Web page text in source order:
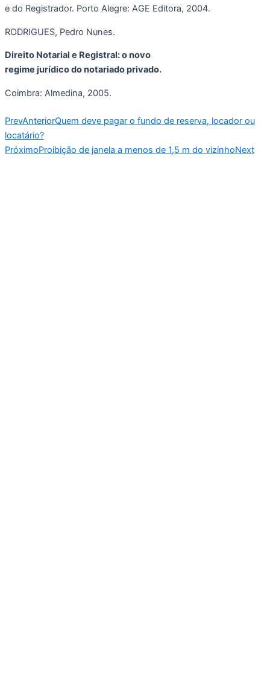
e do Registrador. Porto Alegre: AGE Editora, 2004.
RODRIGUES, Pedro Nunes.
Direito Notarial e Registral: o novo
regime jurídico do notariado privado.
Coimbra: Almedina, 2005.
PrevAnteriorQuem deve pagar o fundo de reserva, locador ou
locatário?
PróximoProibição de janela a menos de 1,5 m do vizinhoNext